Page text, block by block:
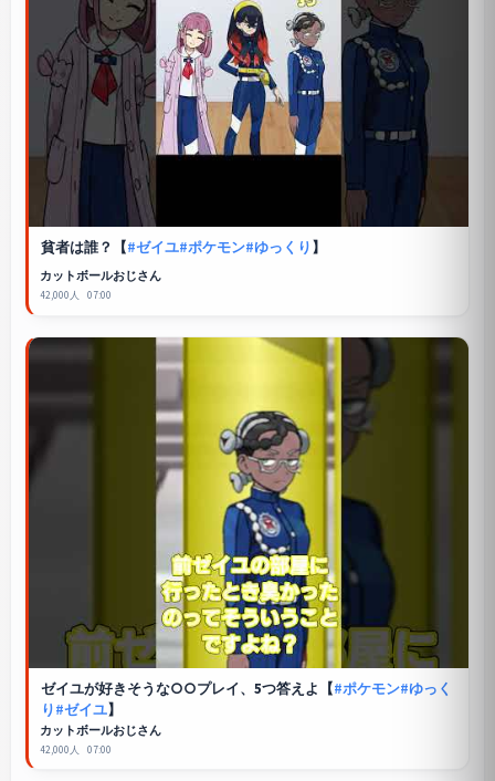
貧者は誰？【#ゼイユ#ポケモン#ゆっくり】
カットボールおじさん
42,000人 07:00
ゼイユが好きそうな○○プレイ、5つ答えよ【#ポケモン#ゆっく
り#ゼイユ】
カットボールおじさん
42,000人 07:00